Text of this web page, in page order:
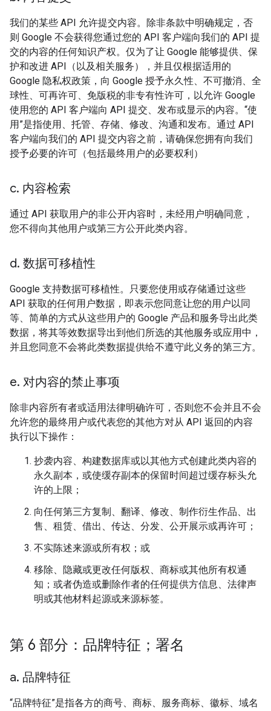
我们的某些 API 允许提交内容。除非条款中明确规定，否
则 Google 不会获得您通过您的 API 客户端向我们的 API 提
交的内容的任何知识产权。仅为了让 Google 能够提供、保
护和改进 API（以及相关服务），并且仅根据适用的
Google 隐私权政策，向 Google 授予永久性、不可撤消、全
球性、可再许可、免版税的非专有性许可，以允许 Google
使用您的 API 客户端向 API 提交、发布或显示的内容。“使
用”是指使用、托管、存储、修改、沟通和发布。通过 API
客户端向我们的 API 提交内容之前，请确保您拥有向我们
授予必要的许可（包括最终用户的必要权利）
c. 内容检索
通过 API 获取用户的非公开内容时，未经用户明确同意，
您不得向其他用户或第三方公开此类内容。
d. 数据可移植性
Google 支持数据可移植性。只要您使用或存储通过这些
API 获取的任何用户数据，即表示您同意让您的用户以同
等、简单的方式从这些用户的 Google 产品和服务导出此类
数据，将其等效数据导出到他们所选的其他服务或应用中，
并且您同意不会将此类数据提供给不遵守此义务的第三方。
e. 对内容的禁止事项
除非内容所有者或适用法律明确许可，否则您不会并且不会
允许您的最终用户或代表您的其他方对从 API 返回的内容
执行以下操作：
抄袭内容、构建数据库或以其他方式创建此类内容的
永久副本，或使缓存副本的保留时间超过缓存标头允
许的上限；
向任何第三方复制、翻译、修改、制作衍生作品、出
售、租赁、借出、传达、分发、公开展示或再许可；
不实陈述来源或所有权；或
移除、隐藏或更改任何版权、商标或其他所有权通
知；或者伪造或删除作者的任何提供方信息、法律声
明或其他材料起源或来源标签。
第 6 部分：品牌特征；署名
a. 品牌特征
“品牌特征”是指各方的商号、商标、服务商标、徽标、域名